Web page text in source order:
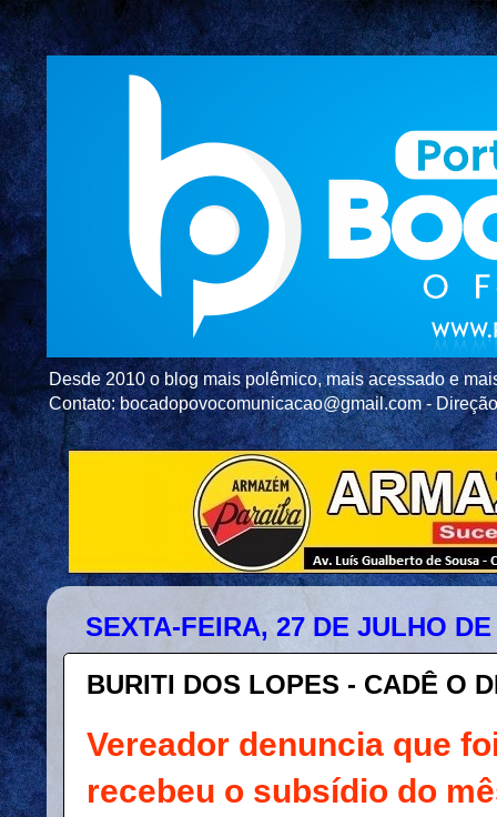
Desde 2010 o blog mais polêmico, mais acessado e
Contato: bocadopovocomunicacao@gmail.com -
SEXTA-FEIRA, 27 DE JULHO DE
BURITI DOS LOPES - CADÊ O
Vereador denuncia que
recebeu o subsídio do